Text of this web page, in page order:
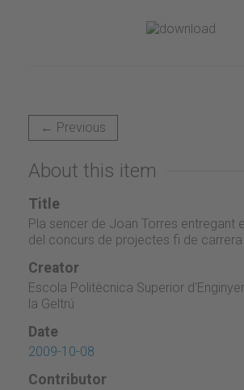
← Previous
About this item
Title
Pla sencer de Joan Torres entregant
del concurs de projectes fi de carrera
Creator
Escola Politècnica Superior
la Geltrú
Date
2009-10-08
Contributor